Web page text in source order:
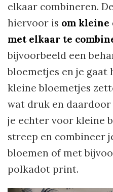
elkaar combineren.
hiervoor is om kleine
met elkaar te
bijvoorbeeld een
bloemetjes en je
kleine bloemetjes
wat druk en
je echter voor kleine
streep en combineer
bloemen of met
polkadot print.